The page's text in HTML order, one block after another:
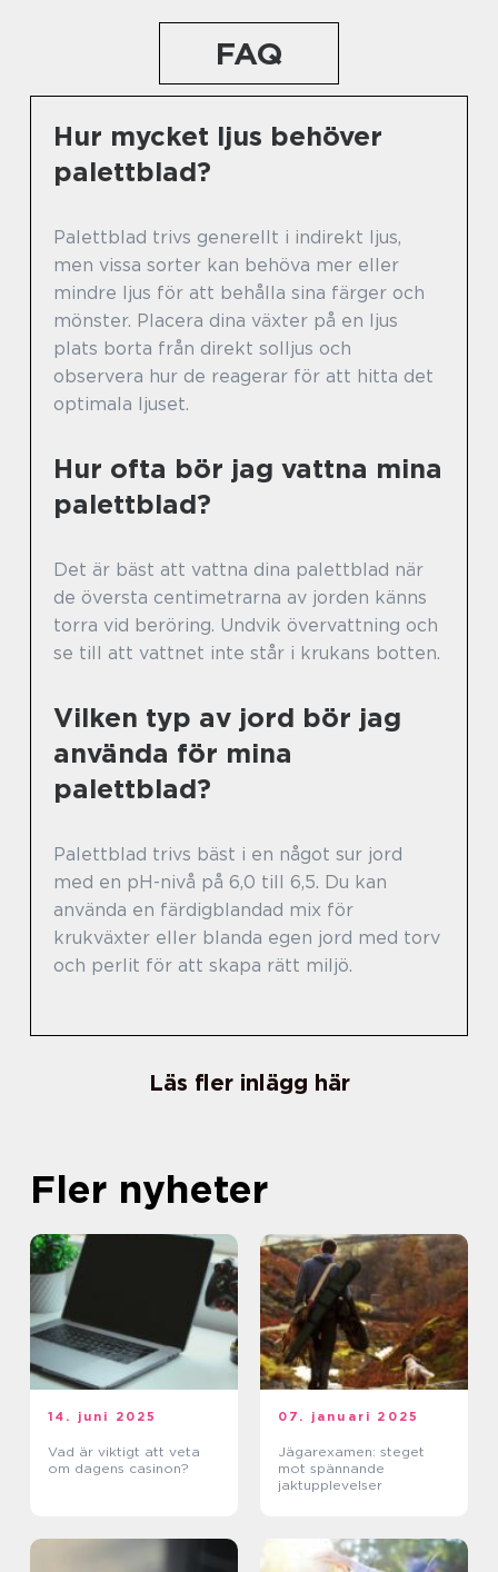
FAQ
Hur mycket ljus behöver
palettblad?
Palettblad trivs generellt i indirekt ljus,
men vissa sorter kan behöva mer eller
mindre ljus för att behålla sina färger och
mönster. Placera dina växter på en ljus
plats borta från direkt solljus och
observera hur de reagerar för att hitta det
optimala ljuset.
Hur ofta bör jag vattna mina
palettblad?
Det är bäst att vattna dina palettblad när
de översta centimetrarna av jorden känns
torra vid beröring. Undvik övervattning och
se till att vattnet inte står i krukans botten.
Vilken typ av jord bör jag
använda för mina
palettblad?
Palettblad trivs bäst i en något sur jord
med en pH-nivå på 6,0 till 6,5. Du kan
använda en färdigblandad mix för
krukväxter eller blanda egen jord med torv
och perlit för att skapa rätt miljö.
Läs fler inlägg här
Fler nyheter
14. juni 2025
Vad är viktigt att veta
om dagens casinon?
07. januari 2025
Jägarexamen: steget
mot spännande
jaktupplevelser